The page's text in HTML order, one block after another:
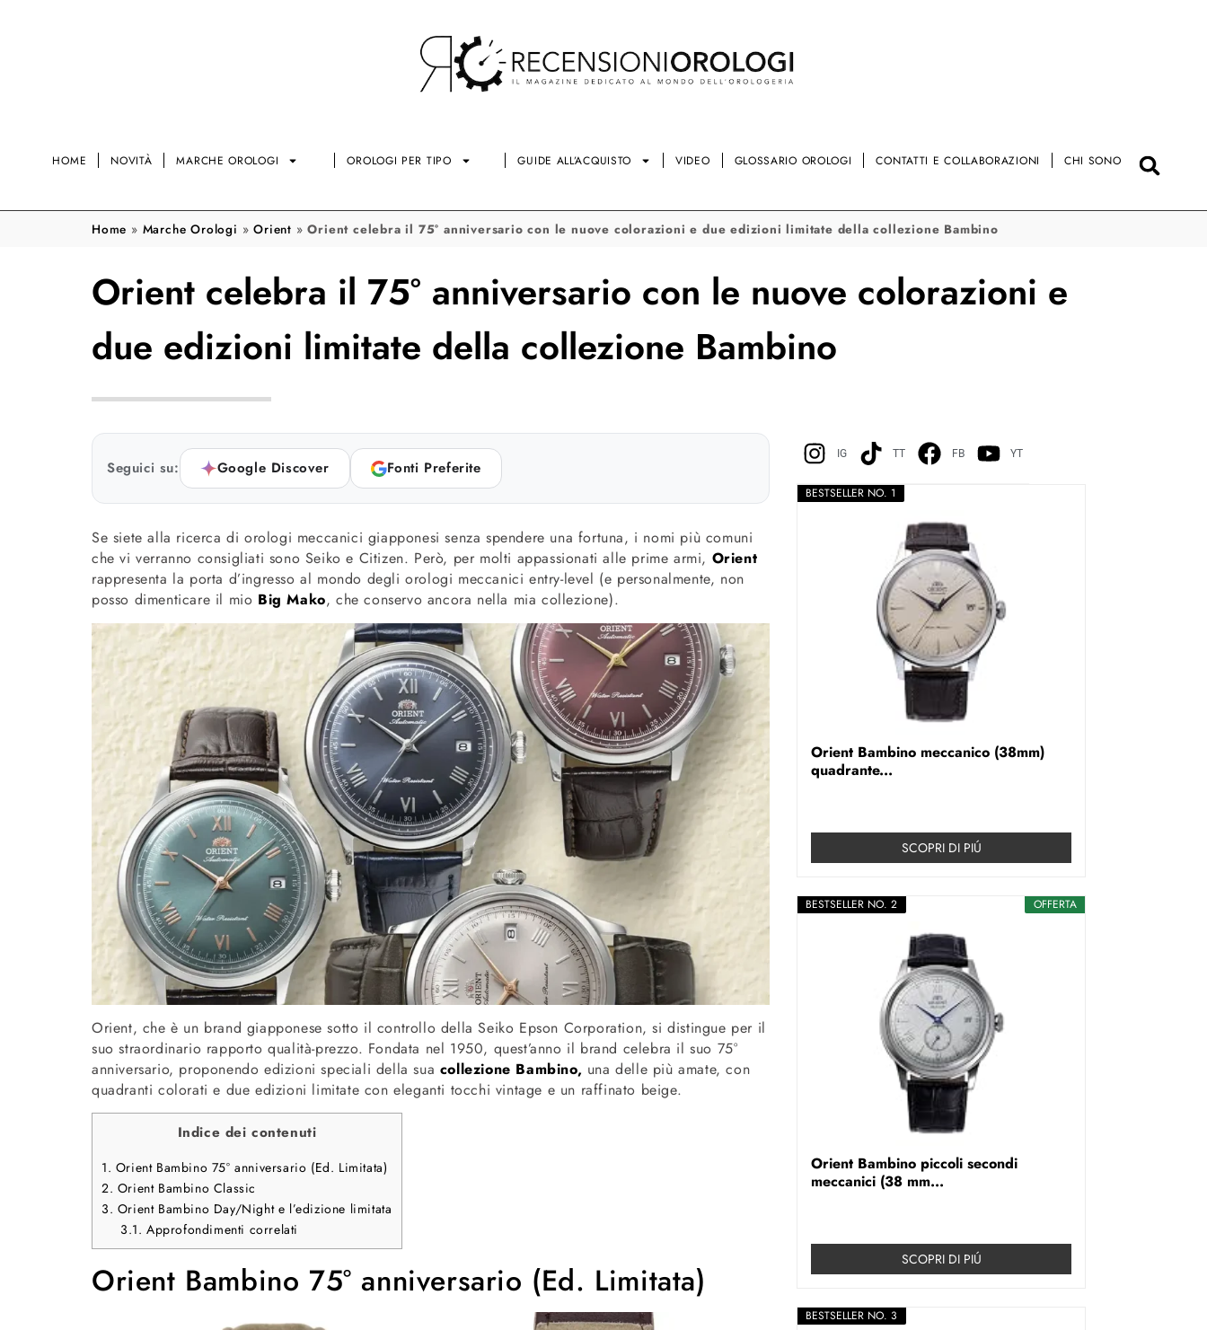
HOME NOVITÀ MARCHE OROLOGI OROLOGI PER TIPO GUIDE ALL’ACQUISTO VIDEO GLOSSARIO OROLOGI CONTATTI E COLLABORAZIONI CHI SONO
Home » Marche Orologi »Orient »Orient celebra il 75° anniversario con le nuove colorazioni e due edizioni limitate della collezione Bambino
Orient celebra il 75° anniversario con le nuove colorazioni e
due edizioni limitate della collezione Bambino
Seguici su: Google Discover Fonti Preferite
Se siete alla ricerca di orologi meccanici giapponesi senza spendere una fortuna, i nomi più comuni
che vi verranno consigliati sono Seiko e Citizen. Però, per molti appassionati alle prime armi, Orient
rappresenta la porta d’ingresso al mondo degli orologi meccanici entry-level (e personalmente, non
posso dimenticare il mio Big Mako, che conservo ancora nella mia collezione).
Orient, che è un brand giapponese sotto il controllo della Seiko Epson Corporation, si distingue per il
suo straordinario rapporto qualità-prezzo. Fondata nel 1950, quest’anno il brand celebra il suo 75°
anniversario, proponendo edizioni speciali della sua collezione Bambino, una delle più amate, con
quadranti colorati e due edizioni limitate con eleganti tocchi vintage e un raffinato beige.
Indice dei contenuti
1. Orient Bambino 75° anniversario (Ed. Limitata)
2. Orient Bambino Classic
3. Orient Bambino Day/Night e l’edizione limitata
3.1. Approfondimenti correlati
Orient Bambino 75° anniversario (Ed. Limitata)
IG TT FB YT
BESTSELLER NO. 1
Orient Bambino meccanico (38mm)
quadrante...
SCOPRI DI PIÚ
OFFERTA
BESTSELLER NO. 2
Orient Bambino piccoli secondi
meccanici (38 mm...
SCOPRI DI PIÚ
BESTSELLER NO. 3